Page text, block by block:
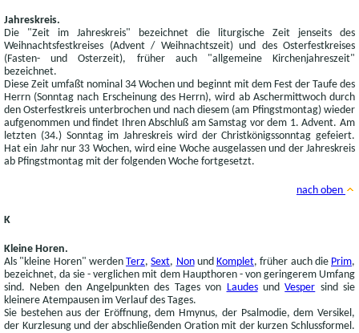
Jahreskreis.
Die "Zeit im Jahreskreis" bezeichnet die liturgische Zeit jenseits des
Weihnachtsfestkreises (Advent / Weihnachtszeit) und des Osterfestkreises
(Fasten- und Osterzeit), früher auch "allgemeine Kirchenjahreszeit"
bezeichnet.
Diese Zeit umfaßt nominal 34 Wochen und beginnt mit dem Fest der Taufe des
Herrn (Sonntag nach Erscheinung des Herrn), wird ab Aschermittwoch durch
den Osterfestkreis unterbrochen und nach diesem (am Pfingstmontag) wieder
aufgenommen und findet Ihren Abschluß am Samstag vor dem 1. Advent. Am
letzten (34.) Sonntag im Jahreskreis wird der Christkönigssonntag gefeiert.
Hat ein Jahr nur 33 Wochen, wird eine Woche ausgelassen und der Jahreskreis
ab Pfingstmontag mit der folgenden Woche fortgesetzt.
nach oben
K
Kleine Horen.
Als "kleine Horen" werden
Terz,Sext, Nonund Komplet, früher auch die Prim,
bezeichnet, da sie - verglichen mit dem Haupthoren - von geringerem Umfang
sind. Neben den Angelpunkten des Tages von
LaudesundVesper sind sie
kleinere Atempausen im Verlauf des Tages.
Sie bestehen aus der Eröffnung, dem Hmynus, der Psalmodie, dem Versikel,
der Kurzlesung und der abschließenden Oration mit der kurzen Schlussformel.